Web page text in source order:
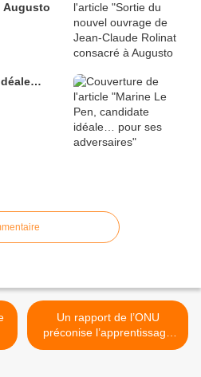
Augusto
Un rapport de l’ONU
préconise l’apprentissage
de la masturbation aux